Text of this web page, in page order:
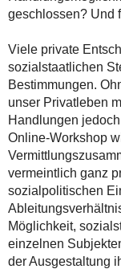
geschlossen? Und
Viele private
sozialstaatlichen
Bestimmungen.
unser Privatleben
Handlungen
Online-Workshop
vermeintlich ganz
sozialpolitischen
Möglichkeit,
einzelnen
der Ausgestaltung